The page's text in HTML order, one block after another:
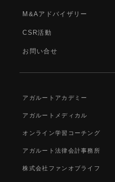
M&Aアドバイザリー
CSR活動
お問い合せ
アガルートアカデミー
アガルートメディカル
オンライン学習コーチング
アガルート法律会計事務所
株式会社ファンオブライフ